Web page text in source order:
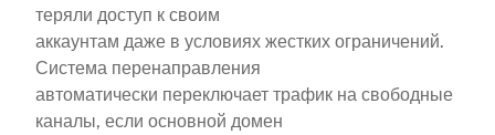
теряли доступ к своим
аккаунтам даже в условиях жестких ограничений.
Система перенаправления
автоматически переключает трафик на свободные
каналы, если основной домен